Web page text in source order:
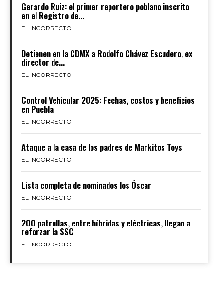
Gerardo Ruiz: el primer reportero poblano inscrito
en el Registro de...
EL INCORRECTO
Detienen en la CDMX a Rodolfo Chávez Escudero, ex
director de...
EL INCORRECTO
Control Vehicular 2025: Fechas, costos y beneficios
en Puebla
EL INCORRECTO
Ataque a la casa de los padres de Markitos Toys
EL INCORRECTO
Lista completa de nominados los Óscar
EL INCORRECTO
200 patrullas, entre híbridas y eléctricas, llegan a
reforzar la SSC
EL INCORRECTO